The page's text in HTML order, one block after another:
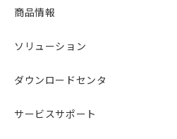
商品情報
ソリューション
ダウンロードセンタ
サービスサポート